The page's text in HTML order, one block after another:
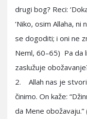
drugi bog? Reci:
‘Niko, osim Allaha, ni
se dogoditi; i oni ne
Neml, 60–65) Pa da
zaslužuje
2. Allah nas je
činimo. On kaže:
da Mene